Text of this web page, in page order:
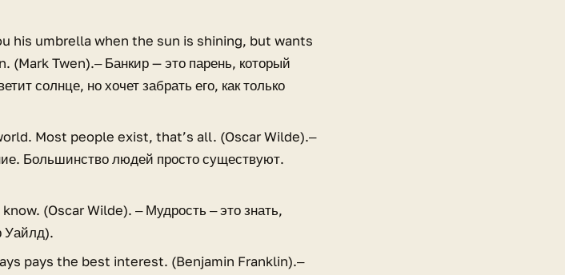
his umbrella when the sun is shining, but wants
Twen).‒ Банкир — это парень, который
солнце, но хочет забрать его, как только
Most people exist, that’s all. (Oscar Wilde).‒
Большинство людей просто существуют.
(Oscar Wilde). ‒ Мудрость ‒ это знать,
Уайлд).
pays the best interest. (Benjamin Franklin).‒